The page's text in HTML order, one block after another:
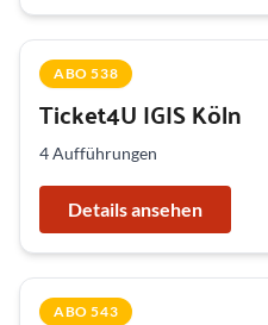
ABO 538
Ticket4U IGIS Köln
4 Aufführungen
Details ansehen
ABO 543